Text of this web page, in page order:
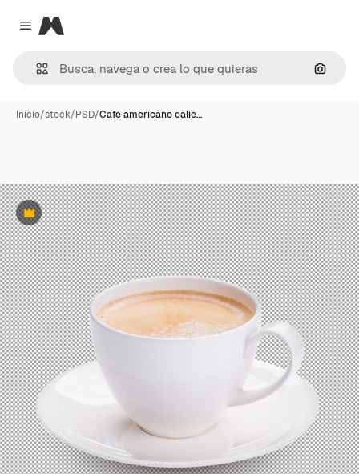
Close menu
Magnific
Inicio/stock/PSD/Café americano calie…
Premium